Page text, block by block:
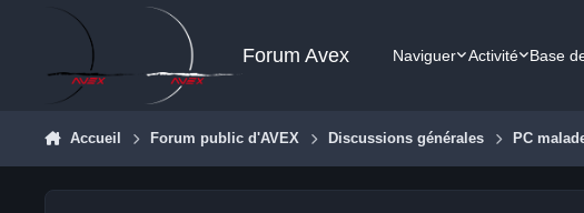
Aller au contenu
Forum Avex Naviguer Activité Base
Accueil Forum public d'AVEX Discussions générales PC